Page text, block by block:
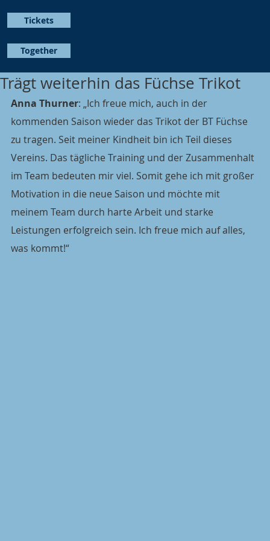
Together
Tickets
Trägt weiterhin das Füchse Trikot
Anna Thurner: „Ich freue mich, auch in der
kommenden Saison wieder das Trikot der BT Füchse
zu tragen. Seit meiner Kindheit bin ich Teil dieses
Vereins. Das tägliche Training und der Zusammenhalt
im Team bedeuten mir viel. Somit gehe ich mit großer
Motivation in die neue Saison und möchte mit
meinem Team durch harte Arbeit und starke
Leistungen erfolgreich sein. Ich freue mich auf alles,
was kommt!“